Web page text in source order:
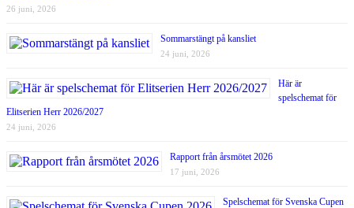
26 juni, 2026
Sommarstängt på kansliet
24 juni, 2026
Här är
spelschemat för
Elitserien Herr 2026/2027
24 juni, 2026
Rapport från årsmötet 2026
17 juni, 2026
Spelschemat för Svenska Cupen